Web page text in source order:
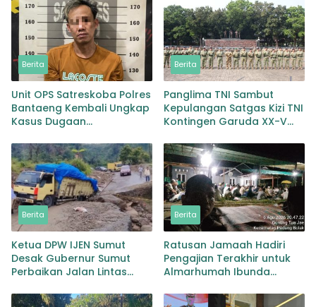
Berita
Unit OPS Satreskoba Polres
Bantaeng Kembali Ungkap
Kasus Dugaan
Peredaran Narkotika Jenis
Sabu
Berita
Panglima TNI Sambut
Kepulangan Satgas Kizi TNI
Kontingen Garuda XX-V
Berita
Ketua DPW IJEN Sumut
Desak Gubernur Sumut
Perbaikan Jalan Lintas
Lingga Bayu
Berita
Ratusan Jamaah Hadiri
Pengajian Terakhir untuk
Almarhumah Ibunda